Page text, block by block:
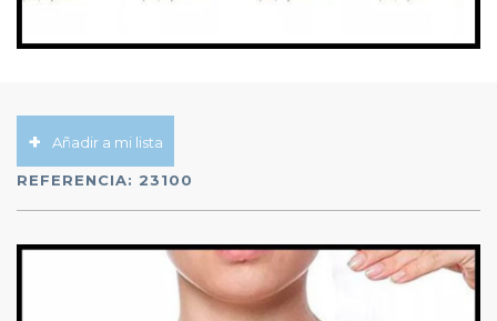
Añadir a mi lista
REFERENCIA: 23100